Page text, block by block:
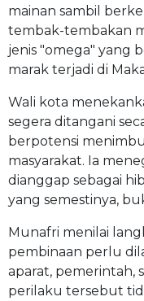
mainan sambil
tembak-tembakan
jenis "omega" yang
marak terjadi di
Wali kota
segera ditangani
berpotensi
masyarakat. Ia
dianggap sebagai
yang semestinya,
Munafri menilai
pembinaan perlu
aparat, pemerintah,
perilaku tersebut